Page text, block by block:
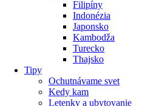
Filipíny
Indonézia
Japonsko
Kambodža
Turecko
Thajsko
Tipy
Ochutnávame svet
Kedy kam
Letenky a ubytovanie